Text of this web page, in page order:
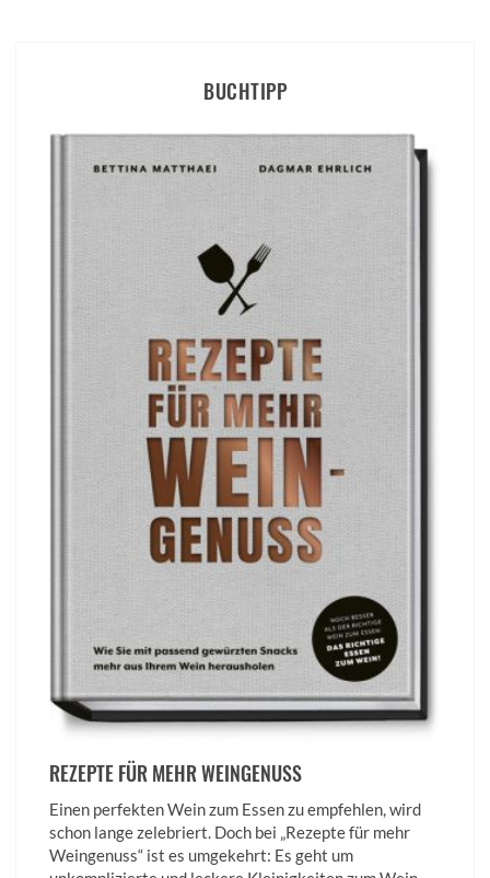
BUCHTIPP
REZEPTE FÜR MEHR WEINGENUSS
Einen perfekten Wein zum Essen zu empfehlen, wird
schon lange zelebriert. Doch bei „Rezepte für mehr
Weingenuss“ ist es umgekehrt: Es geht um